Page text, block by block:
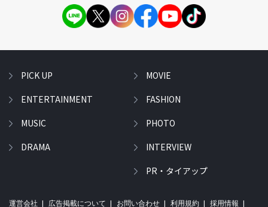
PICK UP
ENTERTAINMENT
MUSIC
DRAMA
MOVIE
FASHION
PHOTO
INTERVIEW
PR・タイアップ
運営会社 広告掲載について お問い合わせ 利用規約 採用情報